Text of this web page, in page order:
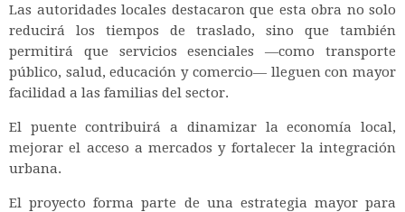
Las autoridades locales destacaron que esta obra no solo
reducirá los tiempos de traslado, sino que también
permitirá que servicios esenciales —como transporte
público, salud, educación y comercio— lleguen con mayor
facilidad a las familias del sector.
El puente contribuirá a dinamizar la economía local,
mejorar el acceso a mercados y fortalecer la integración
urbana.
El proyecto forma parte de una estrategia mayor para